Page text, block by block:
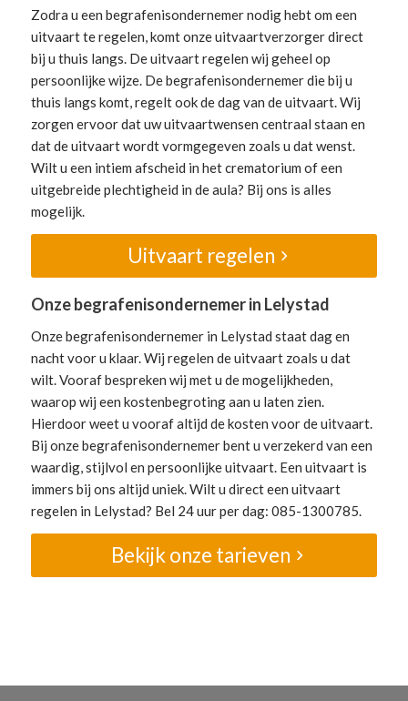
Zodra u een begrafenisondernemer nodig hebt om een
uitvaart te regelen, komt onze uitvaartverzorger direct
bij u thuis langs. De uitvaart regelen wij geheel op
persoonlijke wijze. De begrafenisondernemer die bij u
thuis langs komt, regelt ook de dag van de uitvaart. Wij
zorgen ervoor dat uw uitvaartwensen centraal staan en
dat de uitvaart wordt vormgegeven zoals u dat wenst.
Wilt u een intiem afscheid in het crematorium of een
uitgebreide plechtigheid in de aula? Bij ons is alles
mogelijk.
Uitvaart regelen
Onze begrafenisondernemer in Lelystad
Onze begrafenisondernemer in Lelystad staat dag en
nacht voor u klaar. Wij regelen de uitvaart zoals u dat
wilt. Vooraf bespreken wij met u de mogelijkheden,
waarop wij een kostenbegroting aan u laten zien.
Hierdoor weet u vooraf altijd de kosten voor de uitvaart.
Bij onze begrafenisondernemer bent u verzekerd van een
waardig, stijlvol en persoonlijke uitvaart. Een uitvaart is
immers bij ons altijd uniek. Wilt u direct een uitvaart
regelen in Lelystad? Bel 24 uur per dag: 085-1300785.
Bekijk onze tarieven